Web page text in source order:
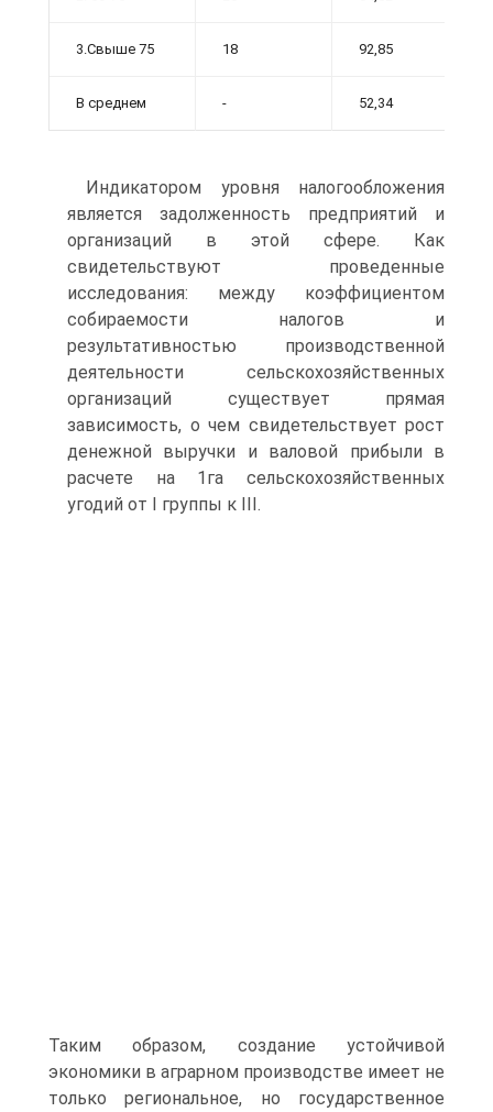
3.Свыше 75 18 92,85
В среднем - 52,34
Индикатором уровня налогообложения
является задолженность предприятий и
организаций в этой сфере. Как
свидетельствуют проведенные
исследования: между коэффициентом
собираемости налогов и
результативностью производственной
деятельности сельскохозяйственных
организаций существует прямая
зависимость, о чем свидетельствует рост
денежной выручки и валовой прибыли в
расчете на 1га сельскохозяйственных
угодий от I группы к III.
Таким образом, создание устойчивой
экономики в аграрном производстве имеет не
только региональное, но государственное